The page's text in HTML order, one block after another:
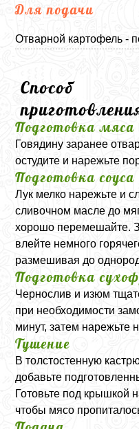
Для подачи
Отварной картофель -
Способ
Подготовка мяса
Говядину заранее
остудите и нарежьте
Подготовка соуса
Лук мелко нарежьте и
сливочном масле до
хорошо перемешайте.
влейте немного
размешивая до
Подготовка
Чернослив и изюм
при необходимости
минут, затем нарежьте
Тушение
В толстостенную
добавьте
Готовьте под крышкой
чтобы мясо